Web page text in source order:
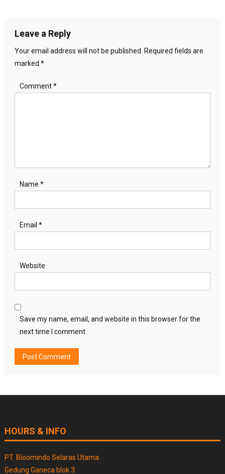
Leave a Reply
Your email address will not be published.
Required fields are
marked *
Comment*
Name *
Email *
Website
Save my name, email, and website in this browser for the
next time I comment.
HOURS & INFO
PT. Bloomindo Selaras Utama
Gedung Ganeca blok 3